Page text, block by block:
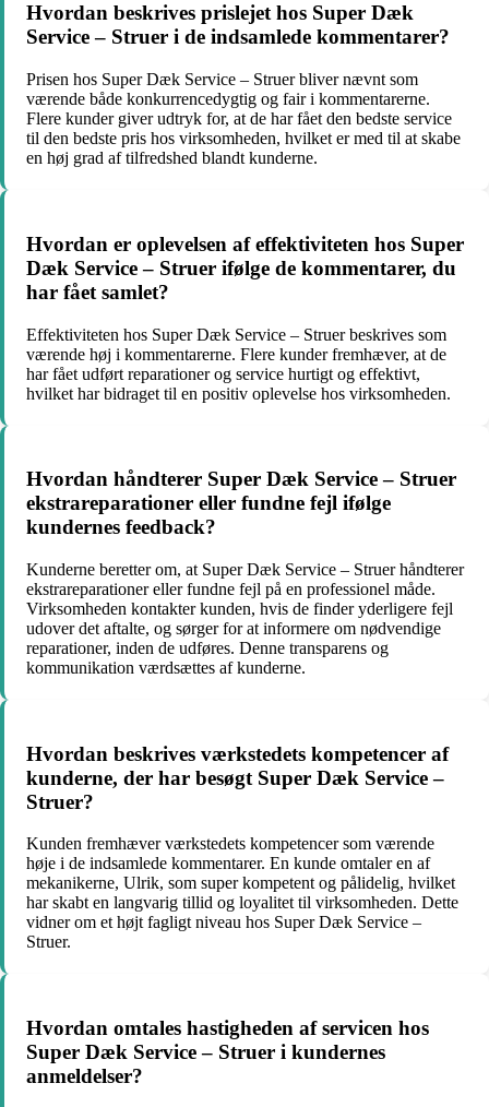
Hvordan beskrives prislejet hos Super Dæk
Service – Struer i de indsamlede kommentarer?
Prisen hos Super Dæk Service – Struer bliver nævnt som
værende både konkurrencedygtig og fair i kommentarerne.
Flere kunder giver udtryk for, at de har fået den bedste service
til den bedste pris hos virksomheden, hvilket er med til at skabe
en høj grad af tilfredshed blandt kunderne.
Hvordan er oplevelsen af effektiviteten hos Super
Dæk Service – Struer ifølge de kommentarer, du
har fået samlet?
Effektiviteten hos Super Dæk Service – Struer beskrives som
værende høj i kommentarerne. Flere kunder fremhæver, at de
har fået udført reparationer og service hurtigt og effektivt,
hvilket har bidraget til en positiv oplevelse hos virksomheden.
Hvordan håndterer Super Dæk Service – Struer
ekstrareparationer eller fundne fejl ifølge
kundernes feedback?
Kunderne beretter om, at Super Dæk Service – Struer håndterer
ekstrareparationer eller fundne fejl på en professionel måde.
Virksomheden kontakter kunden, hvis de finder yderligere fejl
udover det aftalte, og sørger for at informere om nødvendige
reparationer, inden de udføres. Denne transparens og
kommunikation værdsættes af kunderne.
Hvordan beskrives værkstedets kompetencer af
kunderne, der har besøgt Super Dæk Service –
Struer?
Kunden fremhæver værkstedets kompetencer som værende
høje i de indsamlede kommentarer. En kunde omtaler en af
mekanikerne, Ulrik, som super kompetent og pålidelig, hvilket
har skabt en langvarig tillid og loyalitet til virksomheden. Dette
vidner om et højt fagligt niveau hos Super Dæk Service –
Struer.
Hvordan omtales hastigheden af servicen hos
Super Dæk Service – Struer i kundernes
anmeldelser?